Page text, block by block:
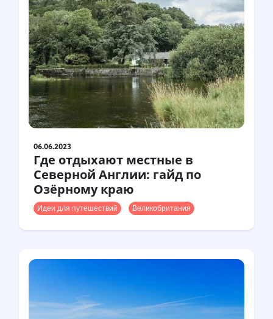
Турция
Финляндия
Франция
Хорватия
Чехия
Чили
Швейцария
Швеция
Шотландия
Шри-Ланка
Эстония
Япония
06.06.2023
Где отдыхают местные в
Северной Англии: гайд по
Озёрному краю
Идеи для путешествий Великобритания